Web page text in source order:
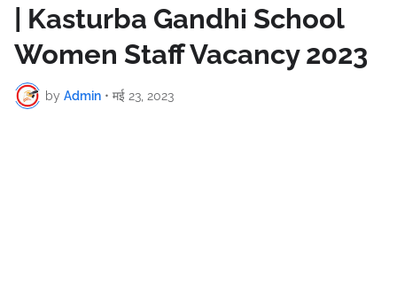
| Kasturba Gandhi School
Women Staff Vacancy 2023
by Admin • मई 23, 2023